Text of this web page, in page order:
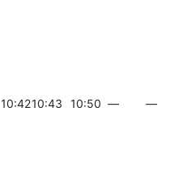
10:4210:43 10:50 ― ―